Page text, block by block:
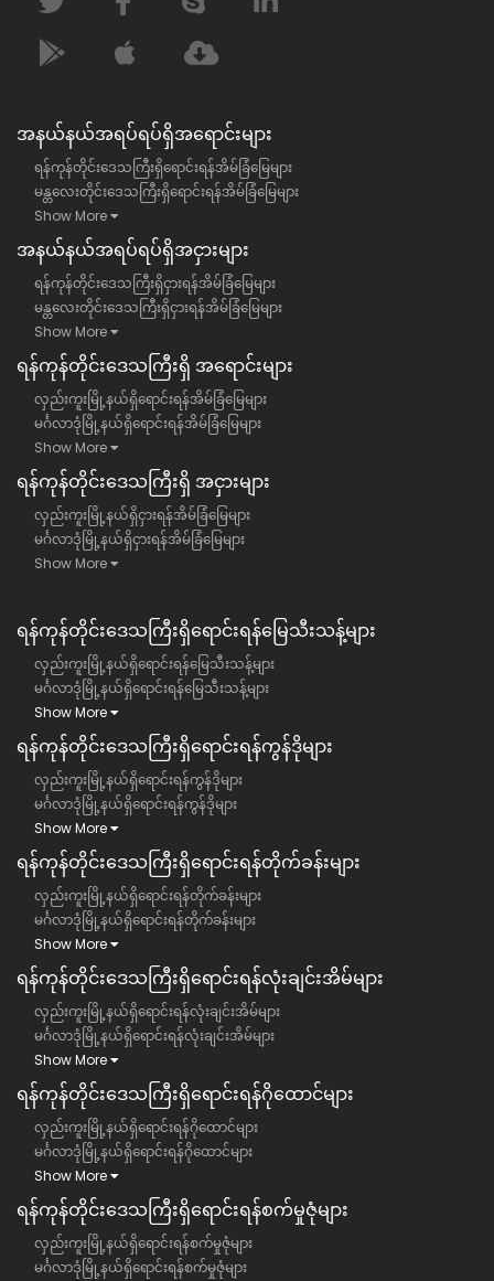
အနယ်နယ်အရပ်ရပ်ရှိအရောင်းများ
ရန်ကုန်တိုင်းဒေသကြီးရှိရောင်းရန်အိမ်ခြံမြေများ
မန္တလေးတိုင်းဒေသကြီးရှိရောင်းရန်အိမ်ခြံမြေများ
Show More
အနယ်နယ်အရပ်ရပ်ရှိအငှားများ
ရန်ကုန်တိုင်းဒေသကြီးရှိငှားရန်အိမ်ခြံမြေများ
မန္တလေးတိုင်းဒေသကြီးရှိငှားရန်အိမ်ခြံမြေများ
Show More
ရန်​ကုန်တိုင်းဒေသကြီး​ရှိ အရောင်းများ
လှည်းကူးမြို့နယ်ရှိရောင်းရန်အိမ်ခြံမြေများ
မင်္ဂလာဒုံမြို့နယ်ရှိရောင်းရန်အိမ်ခြံမြေများ
Show More
ရန်​ကုန်တိုင်းဒေသကြီး​ရှိ အငှားများ
လှည်းကူးမြို့နယ်ရှိငှားရန်အိမ်ခြံမြေများ
မင်္ဂလာဒုံမြို့နယ်ရှိငှားရန်အိမ်ခြံမြေများ
Show More
ရန်ကုန်တိုင်းဒေသကြီး​ရှိရောင်းရန်မြေသီးသန့်များ
လှည်းကူးမြို့နယ်ရှိရောင်းရန်မြေသီးသန့်များ
မင်္ဂလာဒုံမြို့နယ်ရှိရောင်းရန်မြေသီးသန့်များ
Show More
ရန်ကုန်တိုင်းဒေသကြီး​ရှိရောင်းရန်ကွန်ဒိုများ
လှည်းကူးမြို့နယ်ရှိရောင်းရန်ကွန်ဒိုများ
မင်္ဂလာဒုံမြို့နယ်ရှိရောင်းရန်ကွန်ဒိုများ
Show More
ရန်ကုန်တိုင်းဒေသကြီး​ရှိရောင်းရန်တိုက်ခန်းများ
လှည်းကူးမြို့နယ်ရှိရောင်းရန်တိုက်ခန်းများ
မင်္ဂလာဒုံမြို့နယ်ရှိရောင်းရန်တိုက်ခန်းများ
Show More
ရန်ကုန်တိုင်းဒေသကြီး​ရှိရောင်းရန်လုံးချင်းအိမ်များ
လှည်းကူးမြို့နယ်ရှိရောင်းရန်လုံးချင်းအိမ်များ
မင်္ဂလာဒုံမြို့နယ်ရှိရောင်းရန်လုံးချင်းအိမ်များ
Show More
ရန်ကုန်တိုင်းဒေသကြီး​ရှိရောင်းရန်ဂိုထောင်များ
လှည်းကူးမြို့နယ်ရှိရောင်းရန်ဂိုထောင်များ
မင်္ဂလာဒုံမြို့နယ်ရှိရောင်းရန်ဂိုထောင်များ
Show More
ရန်ကုန်တိုင်းဒေသကြီး​ရှိရောင်းရန်စက်မှုဇုံများ
လှည်းကူးမြို့နယ်ရှိရောင်းရန်စက်မှုဇုံများ
မင်္ဂလာဒုံမြို့နယ်ရှိရောင်းရန်စက်မှုဇုံများ